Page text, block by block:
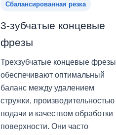
Сбалансированная резка
3-зубчатые концевые
фрезы
Трехзубчатые концевые фрезы
обеспечивают оптимальный
баланс между удалением
стружки, производительностью
подачи и качеством обработки
поверхности. Они часто